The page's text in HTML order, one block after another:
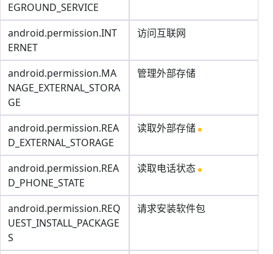
EGROUND_SERVICE
android.permission.INT
ERNET
访问互联网
android.permission.MA
NAGE_EXTERNAL_STORA
GE
管理外部存储
android.permission.REA
D_EXTERNAL_STORAGE
读取外部存储
android.permission.REA
D_PHONE_STATE
读取电话状态
android.permission.REQ
UEST_INSTALL_PACKAGE
S
请求安装软件包